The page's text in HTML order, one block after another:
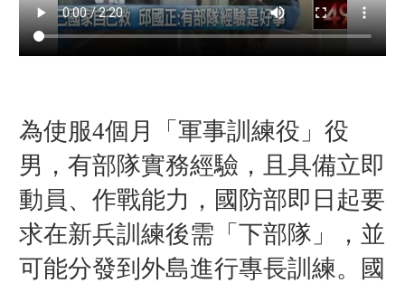
為使服4個月「軍事訓練役」役
男，有部隊實務經驗，且具備立即
動員、作戰能力，國防部即日起要
求在新兵訓練後需「下部隊」，並
可能分發到外島進行專長訓練。國